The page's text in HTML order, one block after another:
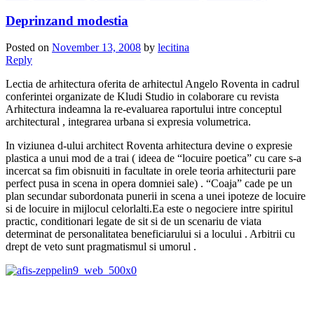
Deprinzand modestia
Posted on November 13, 2008 by lecitina
Reply
Lectia de arhitectura oferita de arhitectul Angelo Roventa in cadrul
conferintei organizate de Kludi Studio in colaborare cu revista
Arhitectura indeamna la re-evaluarea raportului intre conceptul
architectural , integrarea urbana si expresia volumetrica.
In viziunea d-ului architect Roventa arhitectura devine o expresie
plastica a unui mod de a trai ( ideea de “locuire poetica” cu care s-a
incercat sa fim obisnuiti in facultate in orele teoria arhitecturii pare
perfect pusa in scena in opera domniei sale) . “Coaja” cade pe un
plan secundar subordonata punerii in scena a unei ipoteze de locuire
si de locuire in mijlocul celorlalti.Ea este o negociere intre spiritul
practic, conditionari legate de sit si de un scenariu de viata
determinat de personalitatea beneficiarului si a locului . Arbitrii cu
drept de veto sunt pragmatismul si umorul .